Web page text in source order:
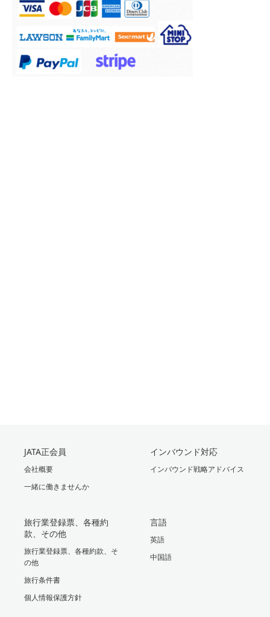
JATA正会員
会社概要
一緒に働きませんか
インバウンド対応
インバウンド戦略アドバイス
旅行業登録票、各種約
款、その他
旅行業登録票、各種約款、そ
の他
旅行条件書
個人情報保護方針
言語
英語
中国語